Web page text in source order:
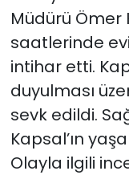
Müdürü Ömer
saatlerinde
intihar etti.
duyulması
sevk edildi.
Kapsal’ın
Olayla ilgili